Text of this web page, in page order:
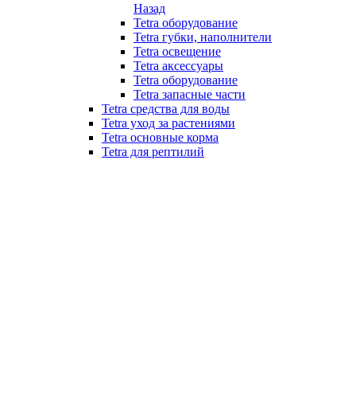
Назад
Tetra оборудование
Tetra губки, наполнители
Tetra освещение
Tetra аксессуары
Tetra оборудование
Tetra запасные части
Tetra средства для воды
Tetra уход за растениями
Tetra основные корма
Tetra для рептилий